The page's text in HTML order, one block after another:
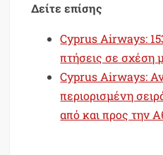
Δείτε επίσης
Cyprus Airways:
πτήσεις σε σχέση
Cyprus Airways:
περιορισμένη
από και προς την